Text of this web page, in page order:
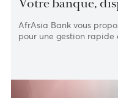
Accueil › Particulier
Votre banque,